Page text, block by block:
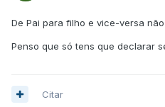
De Pai para filho e vice-versa
Penso que só tens que declarar
Citar